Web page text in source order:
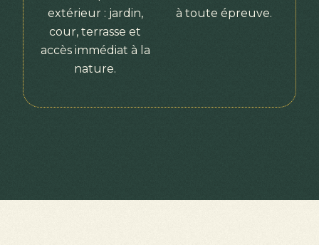
extérieur : jardin,
cour, terrasse et
accès immédiat à la
nature.
à toute épreuve.